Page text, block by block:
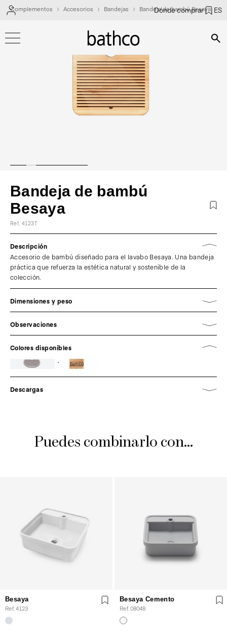
Dónde comprar ES
Complementos Accesorios Bandejas Bandeja de bambú Besaya
Bandeja de bambú
Besaya
Ref. 4123T
Descripción
Accesorio de bambú diseñado para el lavabo Besaya. Una bandeja
práctica que refuerza la estética natural y sostenible de la
colección.
Dimensiones y peso
Observaciones
Colores disponibles
Bambú
Descargas
Puedes combinarlo con...
Besaya
Ref. 4123
Besaya Cemento
Ref. 08048